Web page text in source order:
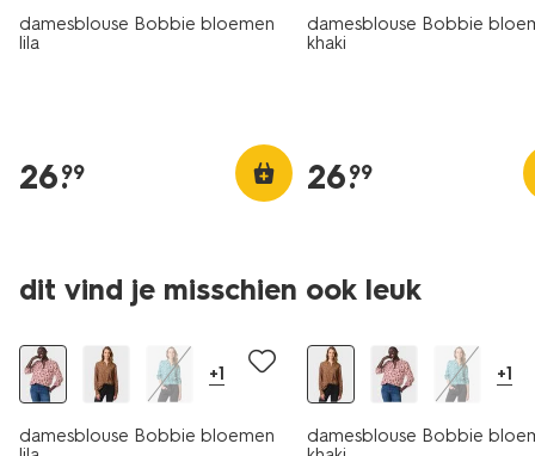
damesblouse Bobbie bloemen
lila
26.
99
damesblouse Bobbie
khaki
26.
99
dit vind je misschien ook leuk
+1
damesblouse Bobbie bloemen
+1
damesblouse Bobbie